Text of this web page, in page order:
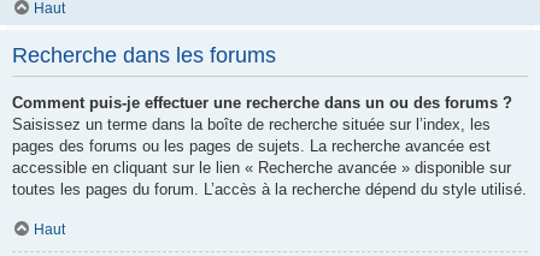
Haut
Recherche dans les forums
Comment puis-je effectuer une recherche dans un ou des forums ?
Saisissez un terme dans la boîte de recherche située sur l’index, les
pages des forums ou les pages de sujets. La recherche avancée est
accessible en cliquant sur le lien « Recherche avancée » disponible sur
toutes les pages du forum. L’accès à la recherche dépend du style utilisé.
Haut